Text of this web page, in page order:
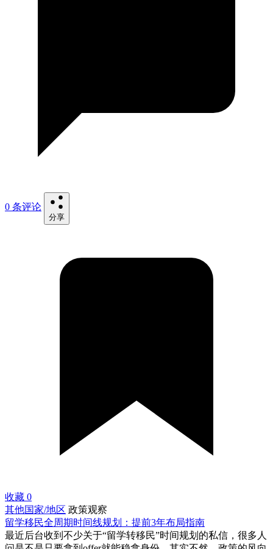
0 条评论
分享
收藏 0
其他国家/地区 政策观察
留学移民全周期时间线规划：提前3年布局指南
最近后台收到不少关于“留学转移民”时间规划的私信，很多人